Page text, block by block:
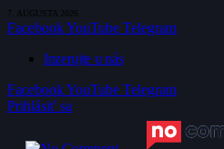
7. AUGUSTA 2026
FacebookYouTube Telegram
Inzerujte u nás
FacebookYouTube Telegram
Prihlásiť sa